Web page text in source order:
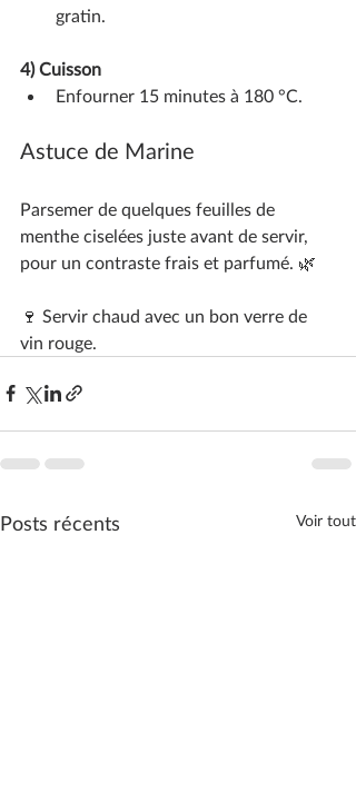
gratin.
4) Cuisson
Enfourner 15 minutes à 180 °C.
Astuce de Marine
Parsemer de quelques feuilles de
menthe ciselées juste avant de servir,
pour un contraste frais et parfumé. 🌿
🍷 Servir chaud avec un bon verre de
vin rouge.
Posts récents Voir tout